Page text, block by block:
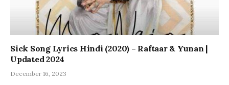
Sick Song Lyrics Hindi (2020) – Raftaar & Yunan |
Updated 2024
December 16, 2023